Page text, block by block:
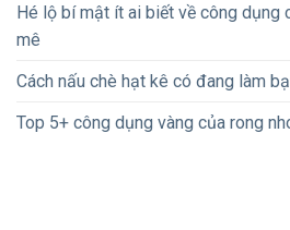
Hé lộ bí mật ít ai biết về công dụng
mê
Cách nấu chè hạt kê có đang làm
Top 5+ công dụng vàng của rong